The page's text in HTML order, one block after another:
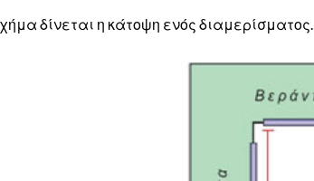
δίνεται η κάτοψη ενός διαμερίσματος.